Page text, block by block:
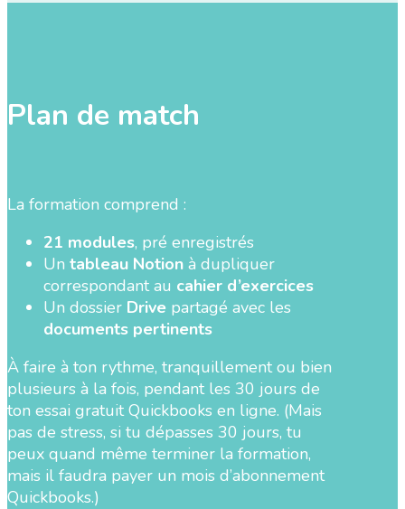
Plan de match
La formation comprend :
21 modules, pré enregistrés
Un tableau Notion à dupliquer
correspondant au cahier d’exercices
Un dossier Drive partagé avec les
documents pertinents
À faire à ton rythme, tranquillement ou bien
plusieurs à la fois, pendant les 30 jours de
ton essai gratuit Quickbooks en ligne. (Mais
pas de stress, si tu dépasses 30 jours, tu
peux quand même terminer la formation,
mais il faudra payer un mois d’abonnement
Quickbooks.)